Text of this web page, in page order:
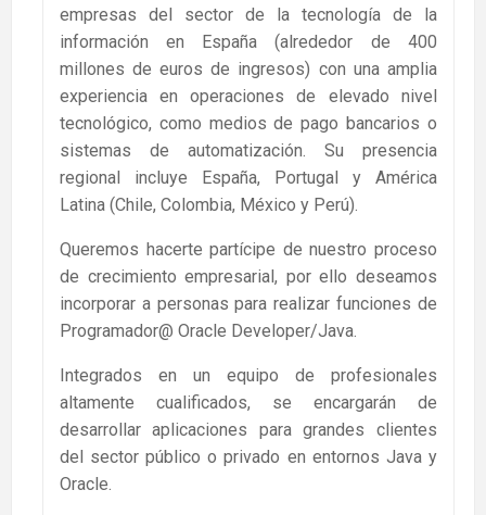
empresas del sector de la tecnología de la
información en España (alrededor de 400
millones de euros de ingresos) con una amplia
experiencia en operaciones de elevado nivel
tecnológico, como medios de pago bancarios o
sistemas de automatización. Su presencia
regional incluye España, Portugal y América
Latina (Chile, Colombia, México y Perú).
Queremos hacerte partícipe de nuestro proceso
de crecimiento empresarial, por ello deseamos
incorporar a personas para realizar funciones de
Programador@ Oracle Developer/Java.
Integrados en un equipo de profesionales
altamente cualificados, se encargarán de
desarrollar aplicaciones para grandes clientes
del sector público o privado en entornos Java y
Oracle.